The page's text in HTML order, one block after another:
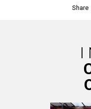
Share
I